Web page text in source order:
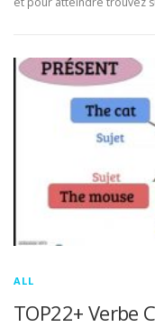
ALL
TOP22+ Verbe